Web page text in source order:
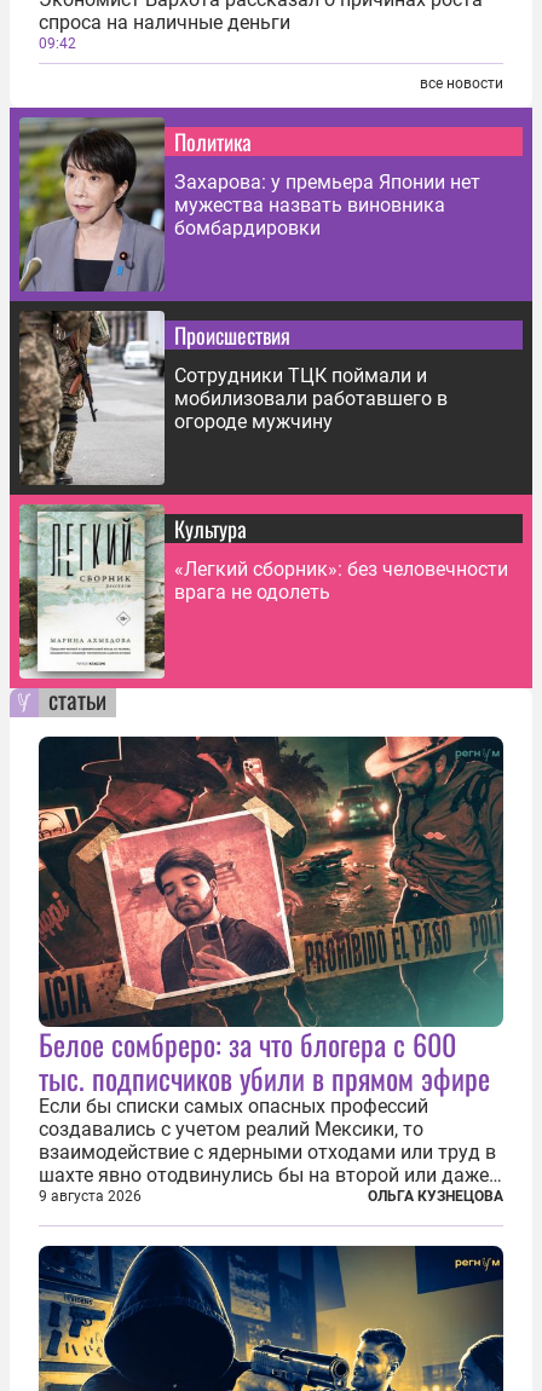
спроса на наличные деньги
09:42
все новости
Политика
Захарова: у премьера Японии нет
мужества назвать виновника
бомбардировки
Происшествия
Сотрудники ТЦК поймали и
мобилизовали работавшего в
огороде мужчину
Культура
«Легкий сборник»: без человечности
врага не одолеть
статьи
Белое сомбреро: за что блогера с 600
тыс. подписчиков убили в прямом эфире
Если бы списки самых опасных профессий
создавались с учетом реалий Мексики, то
взаимодействие с ядерными отходами или труд в
шахте явно отодвинулись бы на второй или даже
третий план. А вот блогерам, журналистам и
музыкантам пришлось бы выйти вперед. В
Кульякане, столице штата Синалоа, прямо во...
9 августа 2026 ОЛЬГА КУЗНЕЦОВА